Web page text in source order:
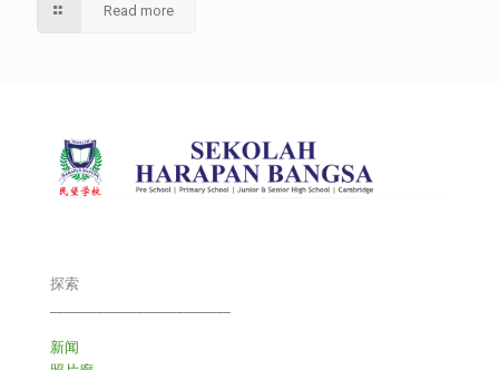
Read more
探索
新闻